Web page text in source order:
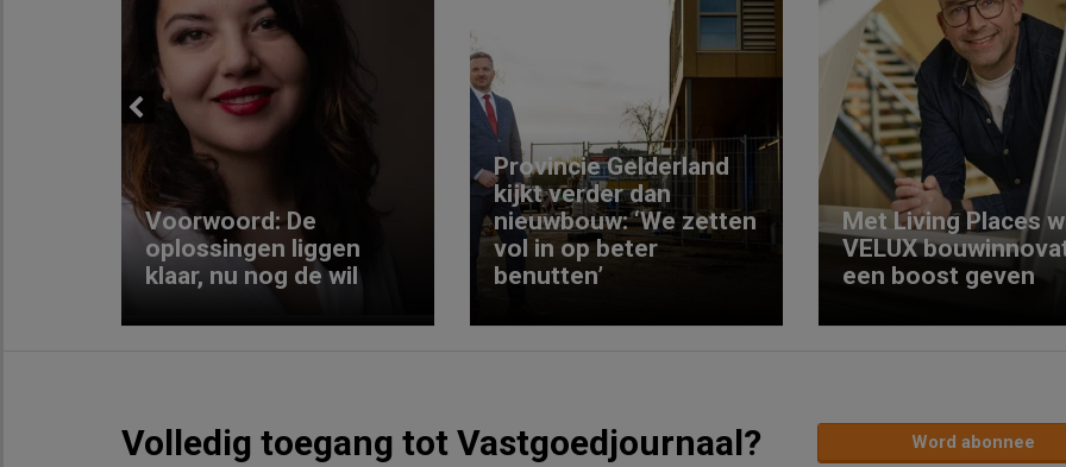
Previous
Voorwoord: De
oplossingen liggen
klaar, nu nog de wil
Provincie Gelderland
kijkt verder dan
nieuwbouw: ‘We zetten
vol in op beter
benutten’
Met Living Places
VELUX
een boost geven
Volledig toegang tot Vastgoedjournaal? Word abonnee